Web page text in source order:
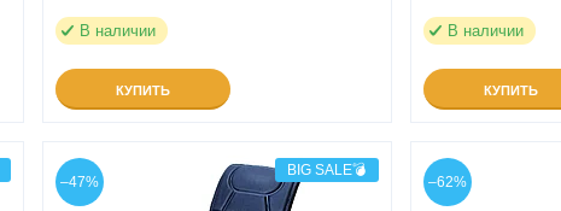
В наличии
КУПИТЬ
В наличии
КУПИТЬ
BIG SALE💣
–47% –62%